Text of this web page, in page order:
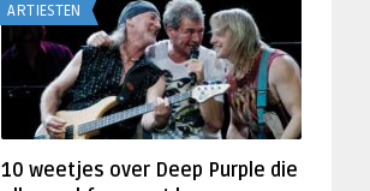
ARTIESTEN
10 weetjes over Deep Purple die